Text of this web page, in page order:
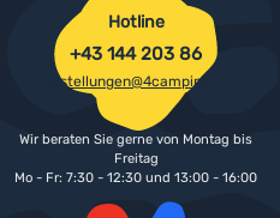
Hotline
+43 144 203 86
bestellungen@4camping.at
Wir beraten Sie gerne von Montag bis
Freitag
Mo - Fr: 7:30 - 12:30 und 13:00 - 16:00